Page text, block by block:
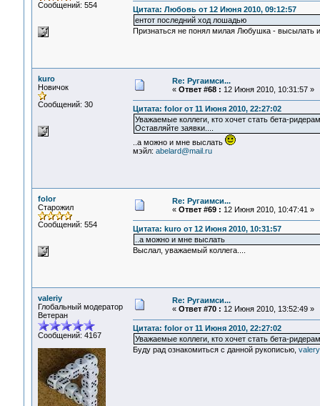
Сообщений: 554
Цитата: Любовь от 12 Июня 2010, 09:12:57
ентот последний ход лошадью
Признаться не понял милая Любушка - высылать
kuro
Новичок
Сообщений: 30
Re: Ругаимси...
« Ответ #68 : 12 Июня 2010, 10:31:57 »
Цитата: folor от 11 Июня 2010, 22:27:02
Уважаемые коллеги, кто хочет стать бета-
Оставляйте заявки....
..а можно и мне выслать
мэйл: abelard@mail.ru
folor
Старожил
Сообщений: 554
Re: Ругаимси...
« Ответ #69 : 12 Июня 2010, 10:47:41 »
Цитата: kuro от 12 Июня 2010, 10:31:57
..а можно и мне выслать
Выслал, уважаемый коллега....
valeriy
Глобальный модератор
Ветеран
Сообщений: 4167
Re: Ругаимси...
« Ответ #70 : 12 Июня 2010, 13:52:49 »
Цитата: folor от 11 Июня 2010, 22:27:02
Уважаемые коллеги, кто хочет стать бета-
Буду рад ознакомиться с данной рукописью,